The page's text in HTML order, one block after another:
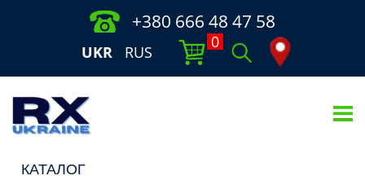
+380 666 48 47 58
UKR RUS
0
КАТАЛОГ